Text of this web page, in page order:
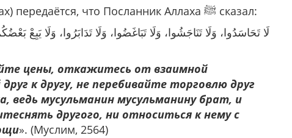
От Абу Хурайры (да будет доволен им Аллах) передаётся, что Посланник Аллаха ﷺ сказал:
لَا تَحَاسَدُوا، وَلَا تَنَاجَشُوا، وَلَا تَبَاغَضُوا، وَلَا تَدَابَرُوا، وَلَا يَبِعْ
цены, откажитесь от взаимной
к другу, не перебивайте торговлю друг
ведь мусульманин мусульманину брат, и
другого, ни относиться к нему с
». (Муслим, 2564)